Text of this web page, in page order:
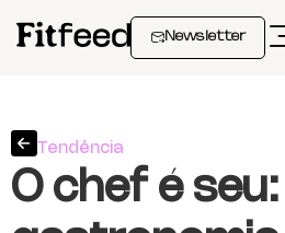
Newsletter
Tendência
O chef é